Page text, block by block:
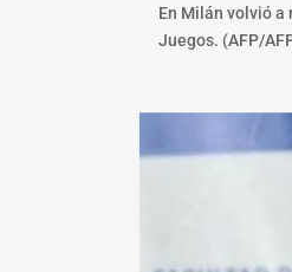
En Milán volvió a
Juegos. (AFP/